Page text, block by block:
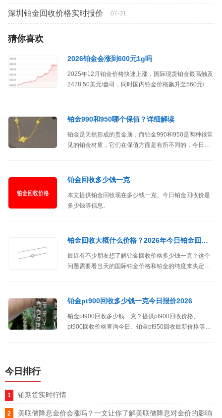
深圳铂金回收价格实时报价 07-31
猜你喜欢
2026铂金会涨到600元1g吗
2025年12月铂金价格快速上涨，国际现货铂金最高触及
2478.50美元/盎司，同时国内铂金价格飙升至560元/克
元/克上方！那么2026年铂金价格会涨到600元/克吗？
铂金990和950哪个保值？详细解读
铂金是天然形成的贵金属，而铂金990和950是两种很常
见的铂金材质，它们在保值方面是有所不同的，今日和
铂金回收多少钱一克
本文提供铂金回收现在多少钱一克、今日铂金回收价是
多少钱等信息。
铂金回收大概什么价格？2026年今日铂金回收价格表
最近有不少朋友想了解铂金回收价格多少钱一克？这个
问题需要看当天的国际铂金价格和铂金的纯度来决定
铂金pt900回收多少钱一克今日报价2026
铂金pt900回收多少钱一克？提供pt900回收价格、
pt900回收价格查询今日、铂金pt950回收最新价格等市
今日排行
铂期货实时行情
美联储降息金价会涨吗？一文让你了解美联储降息对金价的影响